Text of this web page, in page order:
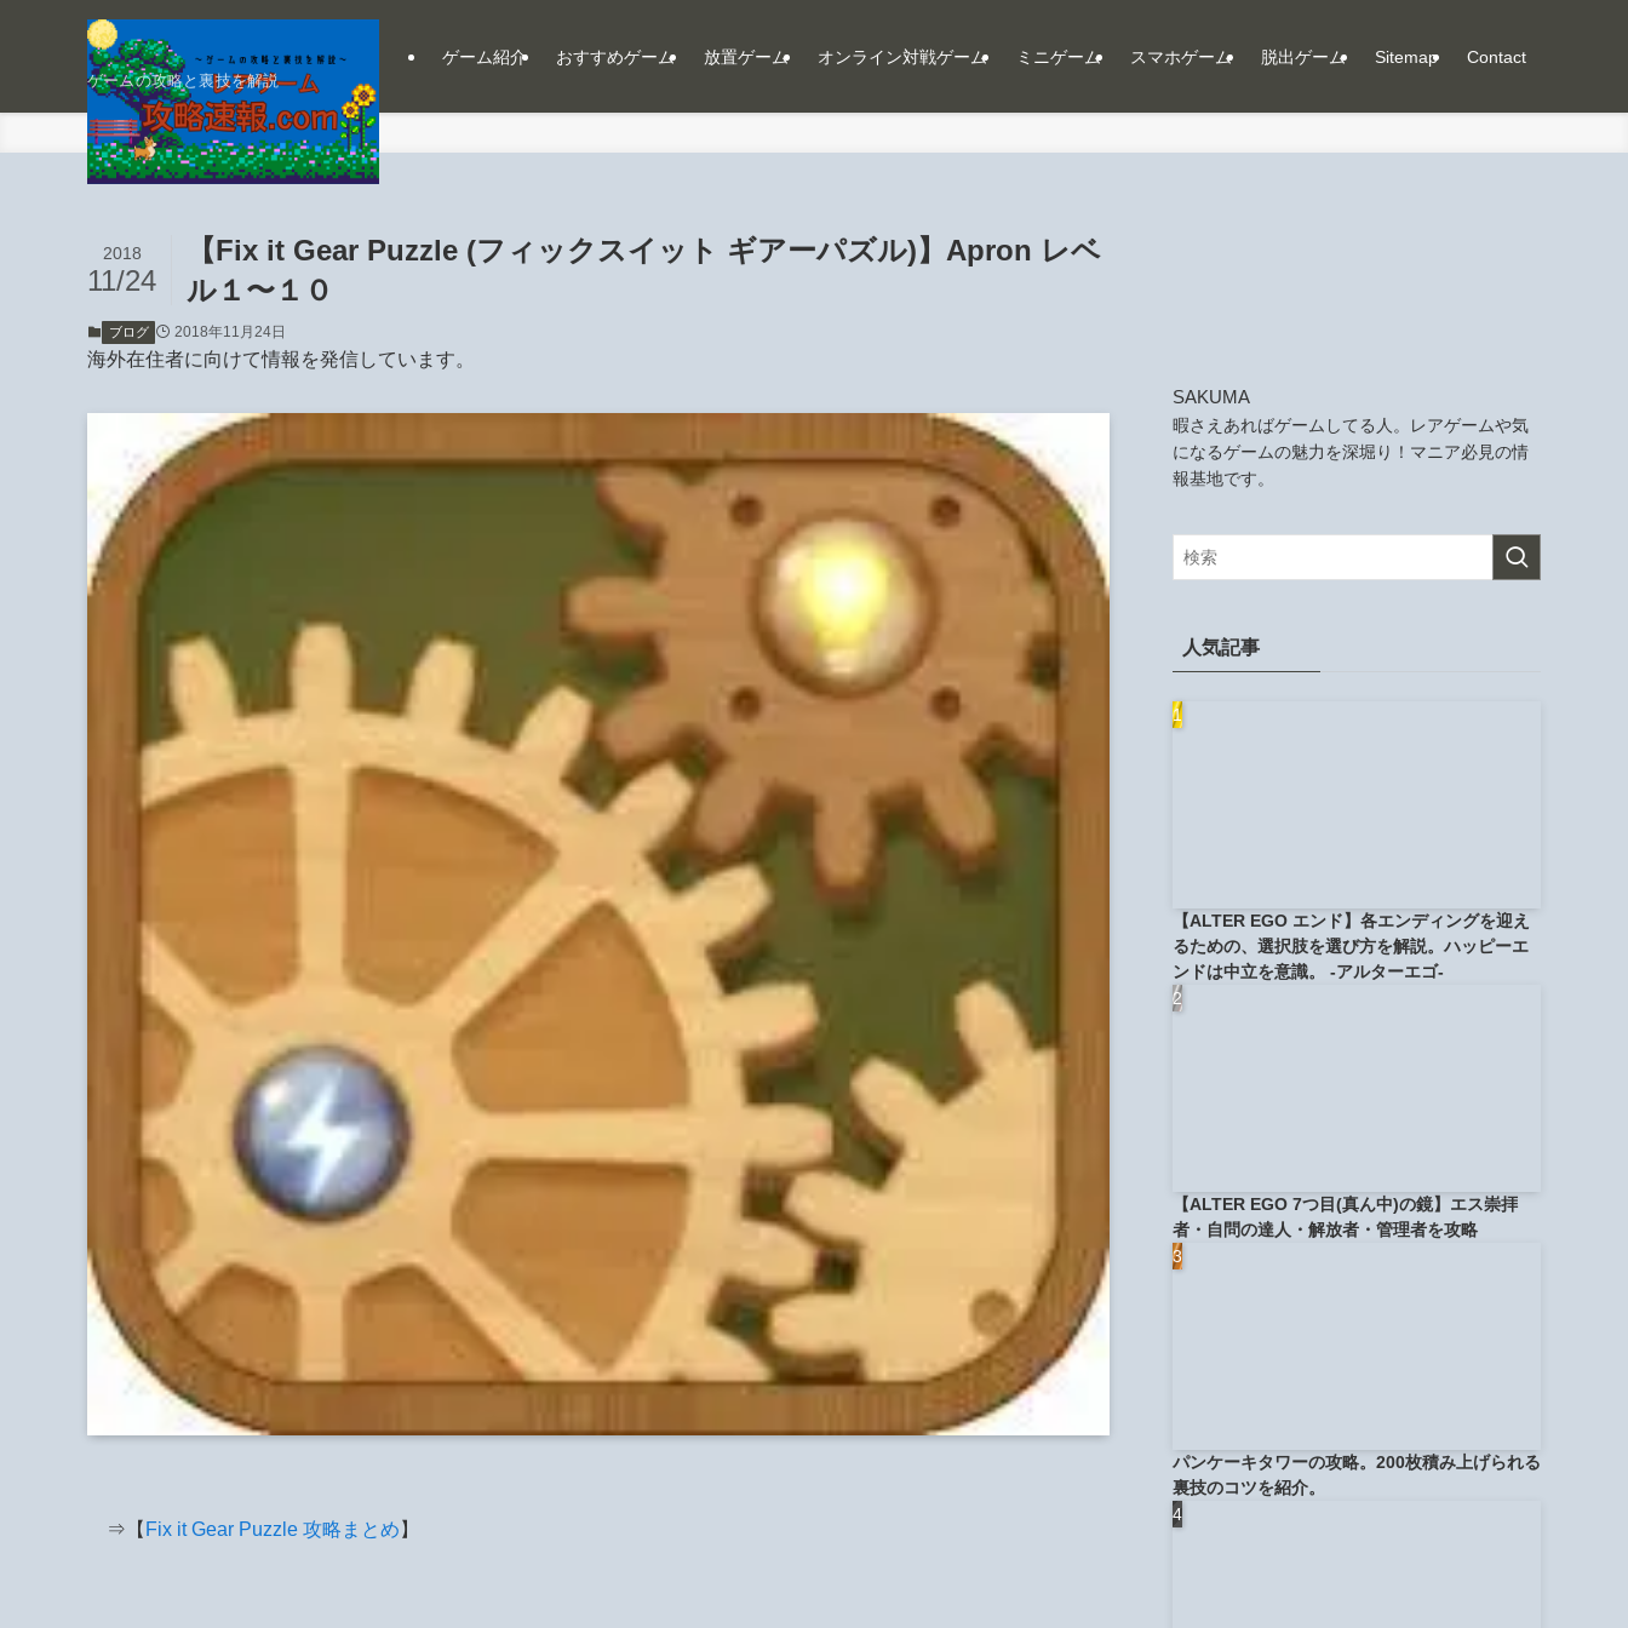
ゲームの攻略と裏技を解説
ゲーム紹介 おすすめゲーム 放置ゲーム オンライン対戦ゲーム ミニゲーム スマホゲーム 脱出ゲーム Sitemap Contact
ホーム ブログ
【Fix it Gear Puzzle (フィックスイット ギアーパズル)】Apron レベ
ル１〜１０
2018
11/24
ブログ 2018年11月24日
海外在住者に向けて情報を発信しています。
⇒【 Fix it Gear Puzzle 攻略まとめ 】
SAKUMA
暇さえあればゲームしてる人。レアゲームや気
になるゲームの魅力を深堀り！マニア必見の情
報基地です。
人気記事
【ALTER EGO エンド】各エンディングを迎え
るための、選択肢を選び方を解説。ハッピーエ
ンドは中立を意識。 -アルターエゴ-
【ALTER EGO 7つ目(真ん中)の鏡】エス崇拝
者・自問の達人・解放者・管理者を攻略
パンケーキタワーの攻略。200枚積み上げられる
裏技のコツを紹介。